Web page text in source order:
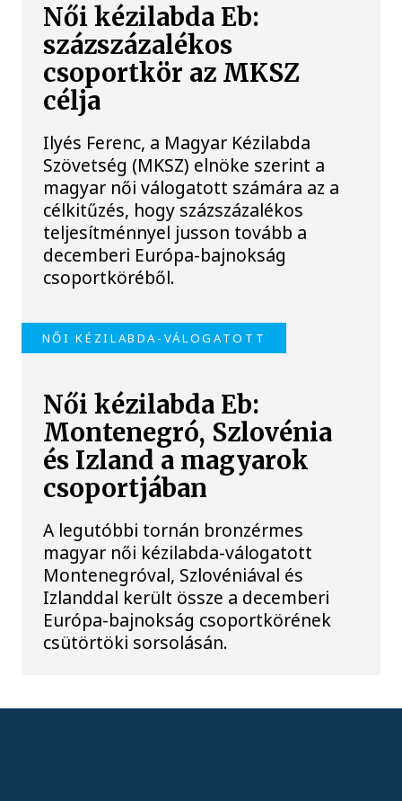
Női kézilabda Eb:
százszázalékos
csoportkör az MKSZ
célja
Ilyés Ferenc, a Magyar Kézilabda
Szövetség (MKSZ) elnöke szerint a
magyar női válogatott számára az a
célkitűzés, hogy százszázalékos
teljesítménnyel jusson tovább a
decemberi Európa-bajnokság
csoportköréből.
NŐI KÉZILABDA-VÁLOGATOTT
Női kézilabda Eb:
Montenegró, Szlovénia
és Izland a magyarok
csoportjában
A legutóbbi tornán bronzérmes
magyar női kézilabda-válogatott
Montenegróval, Szlovéniával és
Izlanddal került össze a decemberi
Európa-bajnokság csoportkörének
csütörtöki sorsolásán.